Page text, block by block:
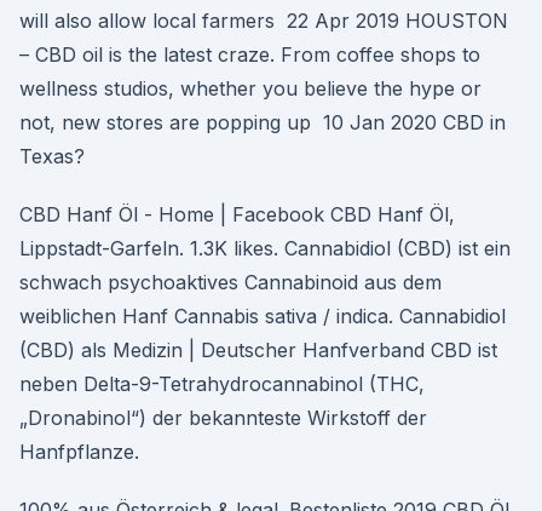
will also allow local farmers 22 Apr 2019 HOUSTON
– CBD oil is the latest craze. From coffee shops to
wellness studios, whether you believe the hype or
not, new stores are popping up 10 Jan 2020 CBD in
Texas?
CBD Hanf Öl - Home | Facebook CBD Hanf Öl,
Lippstadt-Garfeln. 1.3K likes. Cannabidiol (CBD) ist ein
schwach psychoaktives Cannabinoid aus dem
weiblichen Hanf Cannabis sativa / indica. Cannabidiol
(CBD) als Medizin | Deutscher Hanfverband CBD ist
neben Delta-9-Tetrahydrocannabinol (THC,
„Dronabinol“) der bekannteste Wirkstoff der
Hanfpflanze.